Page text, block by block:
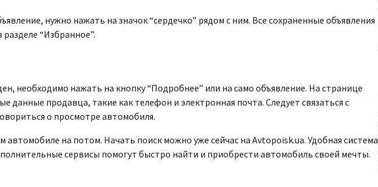
нужно нажать на значок “сердечко” рядом с ним. Все сохраненные объявления
“Избранное”.
необходимо нажать на кнопку “Подробнее” или на само объявление. На странице
данные продавца, такие как телефон и электронная почта. Следует связаться с
о просмотре автомобиля.
на потом. Начать поиск можно уже сейчас на Avtopoisk.ua. Удобная система
сервисы помогут быстро найти и приобрести автомобиль своей мечты.